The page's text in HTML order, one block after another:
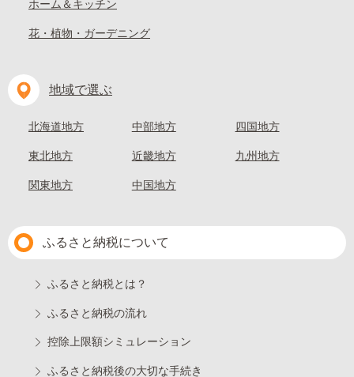
ホーム＆キッチン
花・植物・ガーデニング
地域で選ぶ
北海道地方
東北地方
関東地方
中部地方
近畿地方
中国地方
四国地方
九州地方
ふるさと納税について
ふるさと納税とは？
ふるさと納税の流れ
控除上限額シミュレーション
ふるさと納税後の大切な手続き